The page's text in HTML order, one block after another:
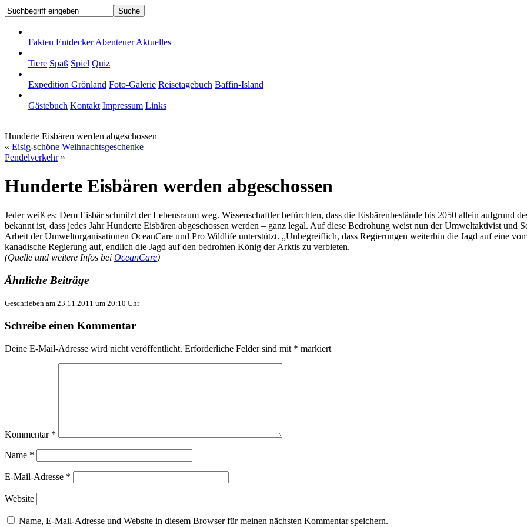
Fakten Entdecker Abenteuer Aktuelles
Tiere Spaß Spiel Quiz
Expedition Grönland Foto-Galerie Reisetagebuch Baffin-Island
Gästebuch Kontakt Impressum Links
Hunderte Eisbären werden abgeschossen
« Eisig-schöne Weihnachtsgeschenke
Pendelverkehr»
Hunderte Eisbären werden abgeschossen
Jeder weiß es: Dem Eisbär schmilzt der Lebensraum weg. Wissenschaftler befürchten, dass die Eisbärenbestände bis 2050 allein aufgrund
bekannt ist, dass jedes Jahr Hunderte Eisbären abgeschossen werden – ganz legal. Auf diese Bedrohung weist nun der Umweltaktivist und
Arbeit der Umweltorganisationen OceanCare und Pro Wildlife unterstützt. „Unbegreiflich, dass Regierungen weiterhin die Jagd auf eine
kanadische Regierung auf, endlich die Jagd auf den bedrohten König der Arktis zu verbieten.
(Quelle und weitere Infos bei OceanCare)
Ähnliche Beiträge
Geschrieben am 23.11.2011 um 20:10 Uhr
Schreibe einen Kommentar
Deine E-Mail-Adresse wird nicht veröffentlicht. Erforderliche Felder sind mit * markiert
Kommentar *
Name *
E-Mail-Adresse *
Website
Name, E-Mail-Adresse und Website in diesem Browser für meinen nächsten Kommentar speichern.